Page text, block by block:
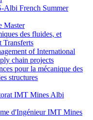
Albi French Summer
Master
des fluides, et
Transferts
of International
chain projects
pour la mécanique des
structures
IMT Mines Albi
d'Ingénieur IMT Mines